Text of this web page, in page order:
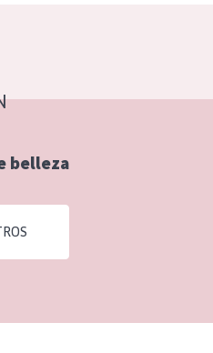
belleza